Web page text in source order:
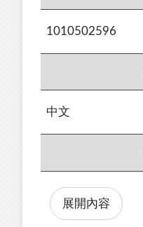
1010502596
中文
展開內容